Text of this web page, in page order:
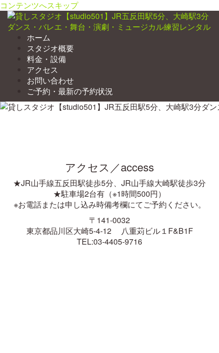
コンテンツへスキップ
ホーム
スタジオ概要
料金・設備
アクセス
お問い合わせ
ご予約・最新の予約状況
アクセス／access
★JR山手線五反田駅徒歩5分、JR山手線大崎駅徒歩3分
★駐車場2台有（※1時間500円）
※お電話または申し込み時備考欄にてご予約ください。
〒141-0032
東京都品川区大崎5-4-12 八重苅ビル１F&B1F
TEL:03-4405-9716